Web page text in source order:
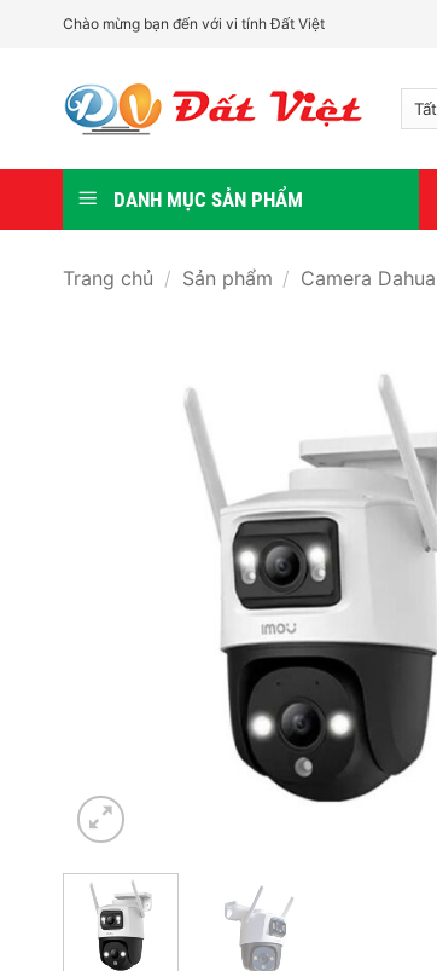
Chào mừng bạn đến với vi tính Đất Việt
DANH MỤC SẢN PHẨM
Trang chủ / Sản phẩm / Camera Dahua